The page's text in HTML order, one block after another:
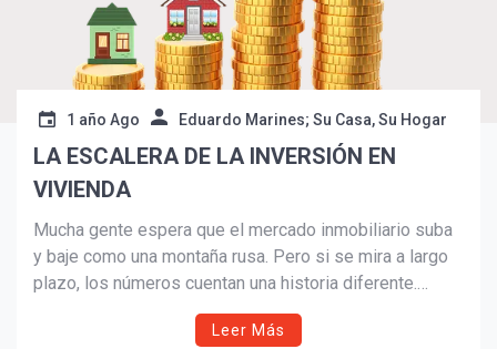
1 año Ago Eduardo Marines; Su Casa, Su Hogar
LA ESCALERA DE LA INVERSIÓN EN
VIVIENDA
Mucha gente espera que el mercado inmobiliario suba
y baje como una montaña rusa. Pero si se mira a largo
plazo, los números cuentan una historia diferente.
Históricamente, los precios de las viviendas en los EE.
UU. han subido principalmente, y las caídas reales y
Leer Más